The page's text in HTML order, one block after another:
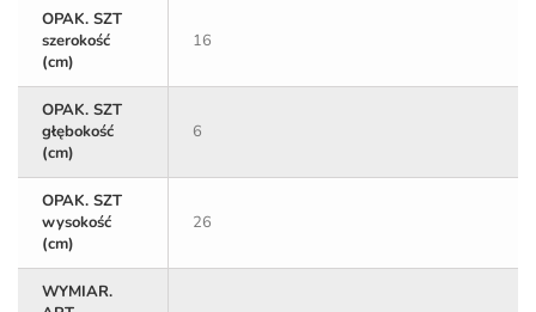
OPAK. SZT
szerokość
(cm)
16
OPAK. SZT
głębokość
(cm)
6
OPAK. SZT
wysokość
(cm)
26
WYMIAR.